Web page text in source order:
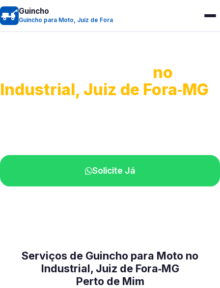
Guincho
Guincho para Moto, Juiz de Fora
no
Industrial, Juiz de Fora‑MG
Solicite Já
Serviços de Guincho para Moto no
Industrial, Juiz de Fora‑MG
Perto de Mim